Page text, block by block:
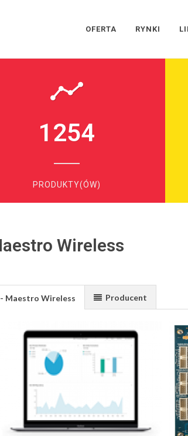
OFERTA RYNKI
1254
PRODUKTY(ÓW)
Wireless
Maestro Wireless Producent